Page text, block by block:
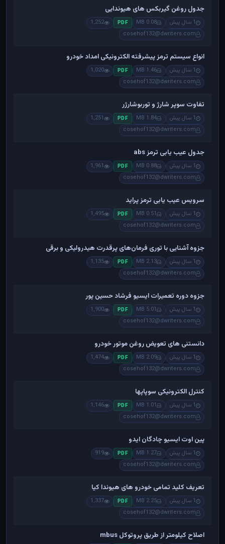
جدول روغن گیربکس های هیوندایی
1 سال پیش 0.08 MB
PDF
1,252
cosehof132@dwriters.com
انواع سیستم ترمز پیشرفته الکترونیکی امداد خودرو
1 سال پیش 1.46 MB
PDF
1,020
cosehof132@dwriters.com
تفاوت سوپر شارژ و توربوشارژر
1 سال پیش 1.84 MB
PDF
1,251
cosehof132@dwriters.com
جدول عیب یابی ترمز abs
1 سال پیش 0.88 MB
PDF
1,961
cosehof132@dwriters.com
سرویس عیب یابی ترمز پراید
1 سال پیش 0.51 MB
PDF
1,495
cosehof132@dwriters.com
جزوه آشنایی با توری فرمان‌های پرقدرت هیدرولیکی و برقی
1 سال پیش 2.13 MB
PDF
1,135
cosehof132@dwriters.com
جزوه دوره تعمیرات ایسیو فرشاد حسین پور
1 سال پیش 5.01 MB
PDF
1,900
cosehof132@dwriters.com
دانستنی های تعویض روغن موتور خودرو
1 سال پیش 2.09 MB
PDF
1,474
cosehof132@dwriters.com
کنترل الکترونیکی سوپاپها
1 سال پیش 1.01 MB
PDF
1,146
cosehof132@dwriters.com
پین اوت ایسیو چادگان ایدو
1 سال پیش 1.27 MB
PDF
919
cosehof132@dwriters.com
تعریف کلید تمامی خودرو های هیوندا کیا
1 سال پیش 2.25 MB
PDF
1,337
cosehof132@dwriters.com
اصلاح کیلومتر از طریق پروتوکل mbus